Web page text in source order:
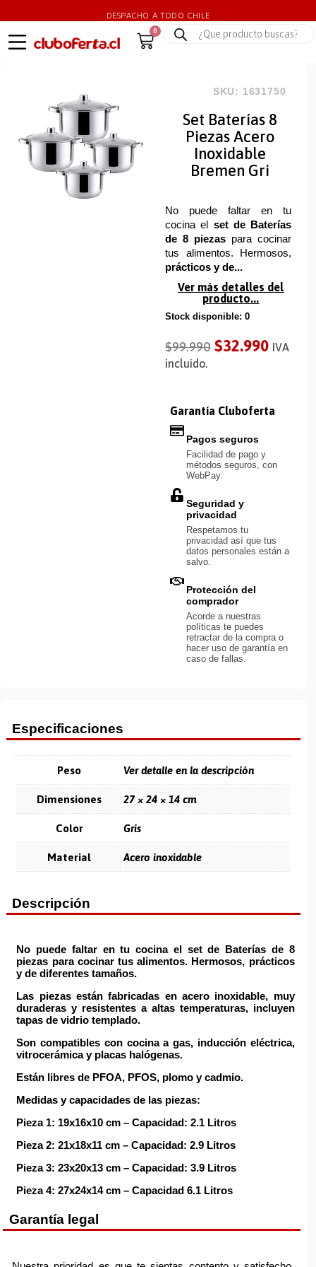
DESPACHO A TODO CHILE
0
SKU: 1631750
Set Baterías 8
Piezas Acero
Inoxidable
Bremen Gri
No puede faltar en tu
cocina el set de Baterías
de 8 piezas para cocinar
tus alimentos. Hermosos,
prácticos y de...
Ver más detalles del
producto...
Stock disponible: 0
$99.990 $32.990 IVA
incluido.
Garantía Cluboferta
Pagos seguros
Facilidad de pago y
métodos seguros, con
WebPay.
Seguridad y
privacidad
Respetamos tu
privacidad así que tus
datos personales están a
salvo.
Protección del
comprador
Acorde a nuestras
políticas te puedes
retractar de la compra o
hacer uso de garantía en
caso de fallas.
Especificaciones
Peso Ver detalle en la descripción
Dimensiones 27 × 24 × 14 cm
Color Gris
Material Acero inoxidable
Descripción
No puede faltar en tu cocina el set de Baterías de 8
piezas para cocinar tus alimentos. Hermosos, prácticos
y de diferentes tamaños.
Las piezas estánfabricadas en acero inoxidable, muy
duraderas y resistentes a altas temperaturas, incluyen
tapas de vidrio templado.
Soncompatibles con cocina a gas, inducción eléctrica,
vitrocerámica y placas halógenas.
Están libres de PFOA, PFOS, plomo y cadmio.
Medidas y capacidades de las piezas:
Pieza 1: 19x16x10 cm – Capacidad: 2.1 Litros
Pieza 2: 21x18x11 cm – Capacidad: 2.9 Litros
Pieza 3: 23x20x13 cm – Capacidad: 3.9 Litros
Pieza 4: 27x24x14 cm – Capacidad 6.1 Litros
Garantía legal